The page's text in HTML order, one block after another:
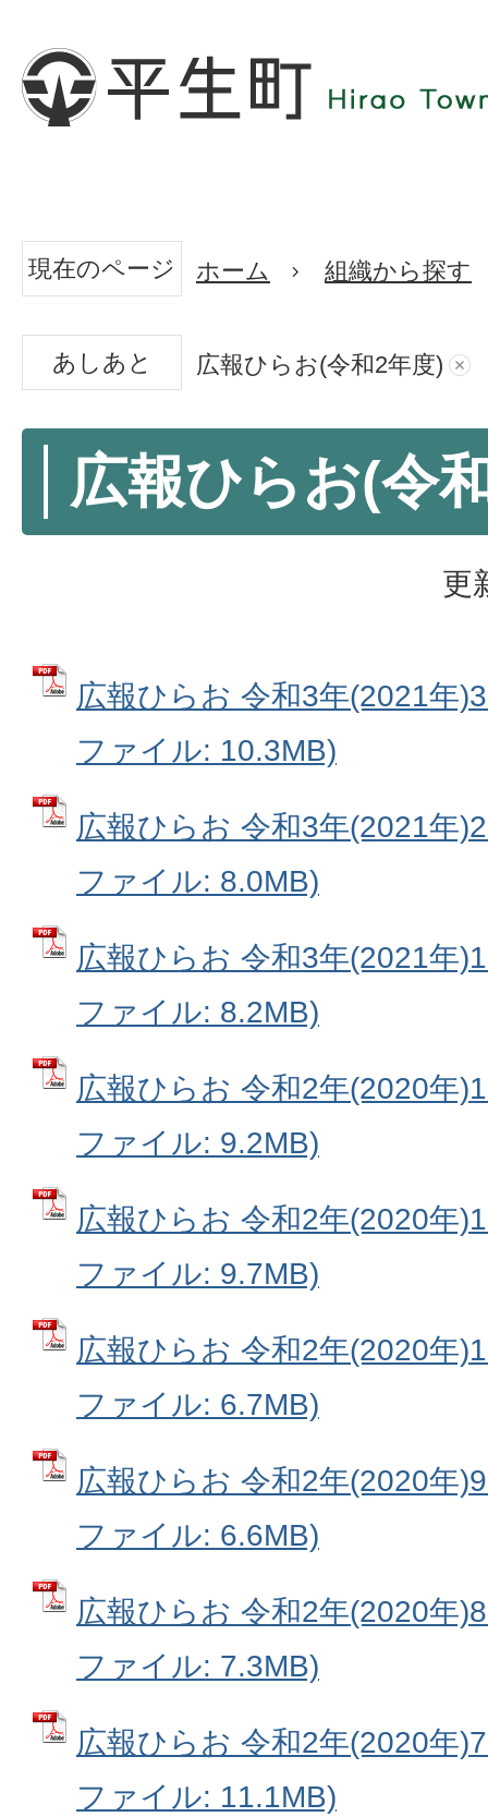
現在のページ ホーム 組織から探す
あしあと 広報ひらお(令和2年度)
広報ひらお(令
更
広報ひらお 令和3年(2021年
ファイル: 10.3MB)
広報ひらお 令和3年(2021年
ファイル: 8.0MB)
広報ひらお 令和3年(2021年
ファイル: 8.2MB)
広報ひらお 令和2年(2020年
ファイル: 9.2MB)
広報ひらお 令和2年(2020年
ファイル: 9.7MB)
広報ひらお 令和2年(2020年
ファイル: 6.7MB)
広報ひらお 令和2年(2020年
ファイル: 6.6MB)
広報ひらお 令和2年(2020年
ファイル: 7.3MB)
広報ひらお 令和2年(2020年
ファイル: 11.1MB)